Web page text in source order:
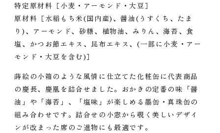
特定原材料［小麦・アーモンド・大豆］
原材料［水稲もち米(国内産)、醤油(うすくち、たま
り)、アーモンド、砂糖、植物油、みりん、海苔、食
塩、かつお節エキス、昆布エキス、(一部に小麦・アー
モンド・大豆を含む)］
蒔絵の小箱のような風情に仕立てた化粧缶に代表商品
の慶長、慶凰を詰合せました。おかきの定番の味「醤
油」や「海苔」、「塩味」が楽しめる墨缶・真珠缶の
組み合わせです。詰合せの小窓から覗く美しいデザイ
ンが改まった席のご進物にも最適です。